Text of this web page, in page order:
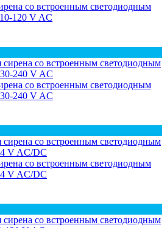
со встроенным светодиодным
120 V AC
со встроенным светодиодным
240 V AC
со встроенным светодиодным
V AC/DC